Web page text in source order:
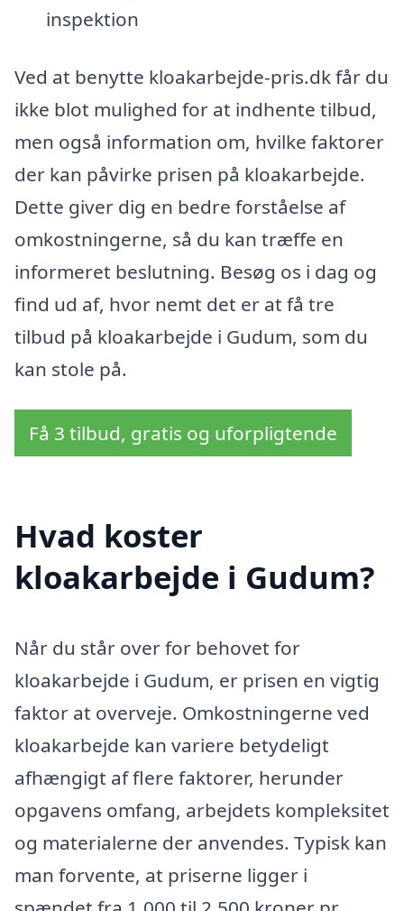
inspektion
Ved at benytte kloakarbejde-pris.dk får du
ikke blot mulighed for at indhente tilbud,
men også information om, hvilke faktorer
der kan påvirke prisen på kloakarbejde.
Dette giver dig en bedre forståelse af
omkostningerne, så du kan træffe en
informeret beslutning. Besøg os i dag og
find ud af, hvor nemt det er at få tre
tilbud på kloakarbejde i Gudum, som du
kan stole på.
Få 3 tilbud, gratis og uforpligtende
Hvad koster
kloakarbejde i Gudum?
Når du står over for behovet for
kloakarbejde i Gudum, er prisen en vigtig
faktor at overveje. Omkostningerne ved
kloakarbejde kan variere betydeligt
afhængigt af flere faktorer, herunder
opgavens omfang, arbejdets kompleksitet
og materialerne der anvendes. Typisk kan
man forvente, at priserne ligger i